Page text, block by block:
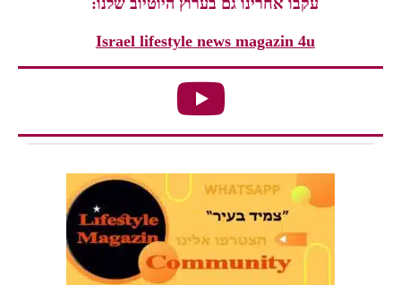
עקבו אחרינו גם בערוץ היוטיוב שלנו:
Israel lifestyle news magazin 4u